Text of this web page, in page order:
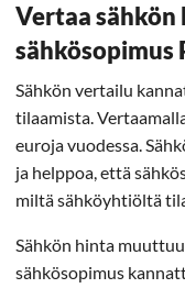
Vertaa sähkön
sähkösopimus
Sähkön vertailu
tilaamista.
euroja vuodessa.
ja helppoa, että
miltä sähköyhtiöltä
Sähkön hinta
sähkösopimus